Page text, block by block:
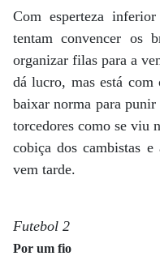
Com esperteza
tentam convencer os
organizar filas para a
dá lucro, mas está com
baixar norma para punir
torcedores como se viu
cobiça dos cambistas
vem tarde.
Futebol 2
Por um fio